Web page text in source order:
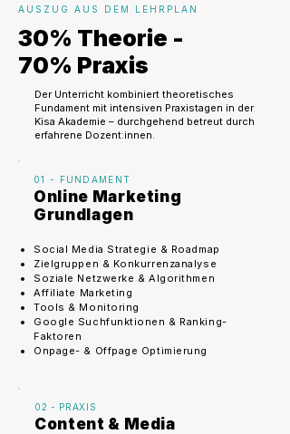
AUSZUG AUS DEM LEHRPLAN
30% Theorie -
70% Praxis
Der Unterricht kombiniert theoretisches
Fundament mit intensiven Praxistagen in der
Kisa Akademie – durchgehend betreut durch
erfahrene Dozent:innen.
01 - FUNDAMENT
Online Marketing
Grundlagen
Social Media Strategie & Roadmap
Zielgruppen & Konkurrenzanalyse
Soziale Netzwerke & Algorithmen
Affiliate Marketing
Tools & Monitoring
Google Suchfunktionen & Ranking-
Faktoren
Onpage- & Offpage Optimierung
02 - PRAXIS
Content & Media